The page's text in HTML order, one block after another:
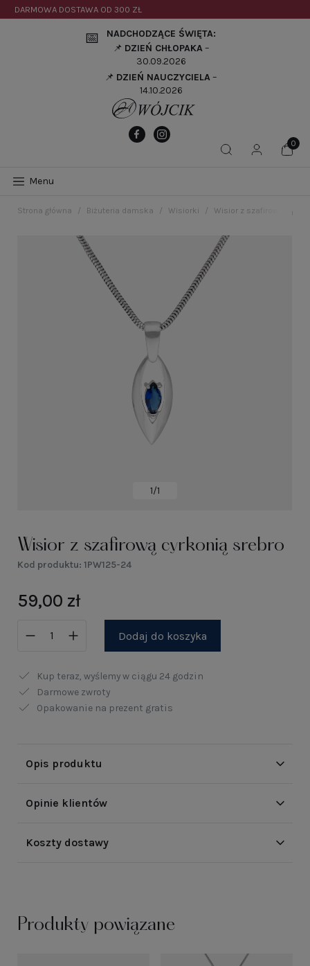
DARMOWA DOSTAWA OD 300 ZŁ
📅
NADCHODZĄCE ŚWIĘTA:
📌 DZIEŃ CHŁOPAKA–
30.09.2026
📌 DZIEŃ NAUCZYCIELA–
14.10.2026
Menu
Strona główna Biżuteria damska Wisiorki Wisior z szafirową
1/1
Wisior z szafirową cyrkonią srebro
Kod produktu: 1PW125-24
59,00 zł
Dodaj do koszyka
Kup teraz, wyślemy w ciągu 24 godzin
Darmowe zwroty
Opakowanie na prezent gratis
Opis produktu
Opinie klientów
Koszty dostawy
Produkty powiązane